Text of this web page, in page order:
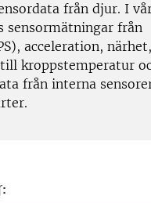
från djur. I
sensormätningar från
acceleration, närhet,
kroppstemperatur
från interna